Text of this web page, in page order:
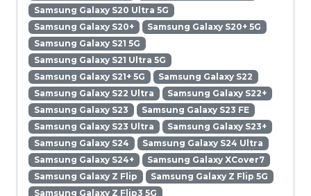
Samsung Galaxy S20 Ultra 5G
Samsung Galaxy S20+
Samsung Galaxy S20+ 5G
Samsung Galaxy S21 5G
Samsung Galaxy S21 Ultra 5G
Samsung Galaxy S21+ 5G
Samsung Galaxy S22
Samsung Galaxy S22 Ultra
Samsung Galaxy S22+
Samsung Galaxy S23
Samsung Galaxy S23 FE
Samsung Galaxy S23 Ultra
Samsung Galaxy S23+
Samsung Galaxy S24
Samsung Galaxy S24 Ultra
Samsung Galaxy S24+
Samsung Galaxy XCover7
Samsung Galaxy Z Flip
Samsung Galaxy Z Flip 5G
Samsung Galaxy Z Flip3 5G